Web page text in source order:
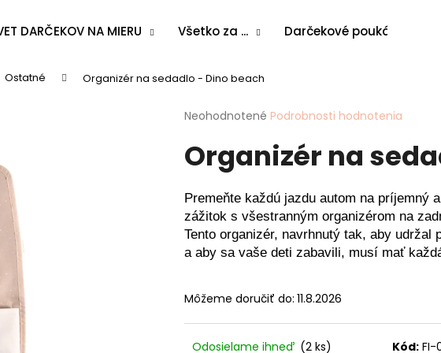
DARČEKOV NA MIERU Všetko za ... Darčekové poukážky
Ostatné Organizér na sedadlo - Dino beach
Priemerné
produktu
je
z
5
hviezdičiek.
Neohodnotené Podrobnosti hodnotenia
Organizér na
Premeňte každú jazdu autom na príjemný
zážitok s všestranným organizérom na
Tento organizér, navrhnutý tak, aby udržal
a aby sa vaše deti zabavili, musí mať
Môžeme doručiť do: 11.8.2026
Odosielame ihneď (2 ks) Kód: FI-
Čo potrebujete nájsť?
HĽADAŤ